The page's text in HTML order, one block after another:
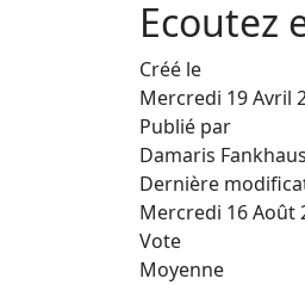
Ecoutez
Créé le
Mercredi 19 Avril
Publié par
Damaris
Dernière
Mercredi 16 Août
Vote
Moyenne